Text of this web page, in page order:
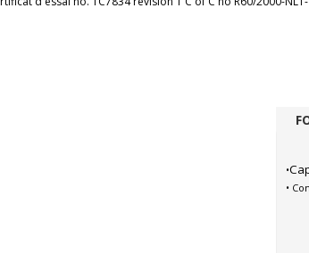
•
•